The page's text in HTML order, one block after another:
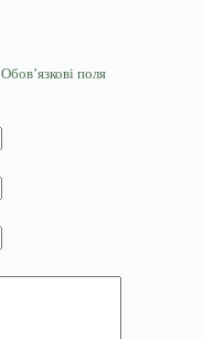
Обов’язкові поля